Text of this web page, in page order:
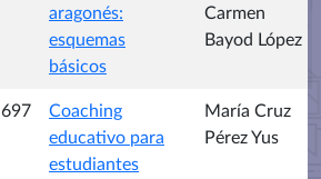
aragonés:
esquemas
básicos
Carmen
Bayod López
697
Coaching
educativo para
estudiantes
María Cruz
Pérez Yus